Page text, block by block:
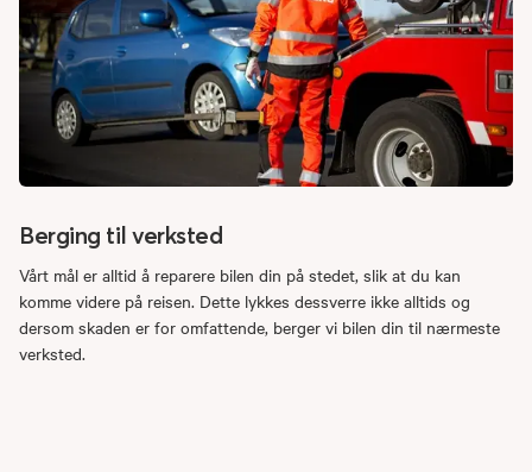
Berging til verksted
Vårt mål er alltid å reparere bilen din på stedet, slik at du kan
komme videre på reisen. Dette lykkes dessverre ikke alltids og
dersom skaden er for omfattende, berger vi bilen din til nærmeste
verksted.